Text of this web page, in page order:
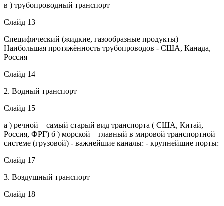
в ) трубопроводный транспорт
Слайд 13
Специфический (жидкие, газообразные продукты)
Наибольшая протяжённость трубопроводов - США, Канада,
Россия
Слайд 14
2. Водный транспорт
Слайд 15
а ) речной – самый старый вид транспорта ( США, Китай,
Россия, ФРГ) б ) морской – главный в мировой транспортной
системе (грузовой) - важнейшие каналы: - крупнейшие порты:
Слайд 17
3. Воздушный транспорт
Слайд 18